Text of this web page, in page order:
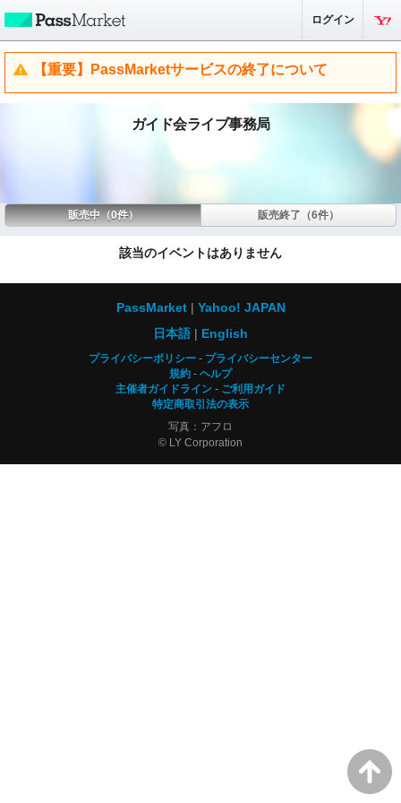
ログイン
【重要】PassMarketサービスの終了について
ガイド会ライブ事務局
販売中（0件） 販売終了（6件）
該当のイベントはありません
PassMarket
Yahoo! JAPAN
日本語
English
プライバシーポリシー
プライバシーセンター
規約
ヘルプ
主催者ガイドライン
ご利用ガイド
特定商取引法の表示
写真：アフロ
© LY Corporation